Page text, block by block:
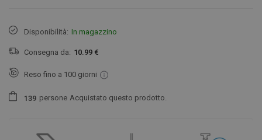
Disponibilità: In magazzino
Consegna da: 10.99 €
Reso fino a 100 giorni
1 39 persone Acquistato questo prodotto.